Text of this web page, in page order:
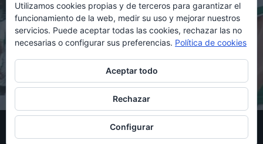
información del Elche C.F.
Contacto en:diario@franjiverde.com
© Copyright 2021 - Gestión y diseño por Rubén Maestre
Política de cookies Política de privacidad
Utilizamos cookies propias y de terceros para garantizar el
funcionamiento de la web, medir su uso y mejorar nuestros
servicios. Puede aceptar todas las cookies, rechazar las no
necesarias o configurar sus preferencias. Política de cookies
Aceptar todo
Rechazar
Configurar